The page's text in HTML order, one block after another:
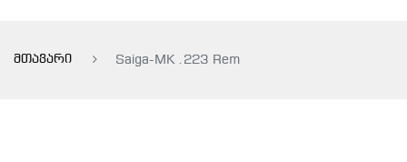
მთავარი Saiga-MK .223 Rem